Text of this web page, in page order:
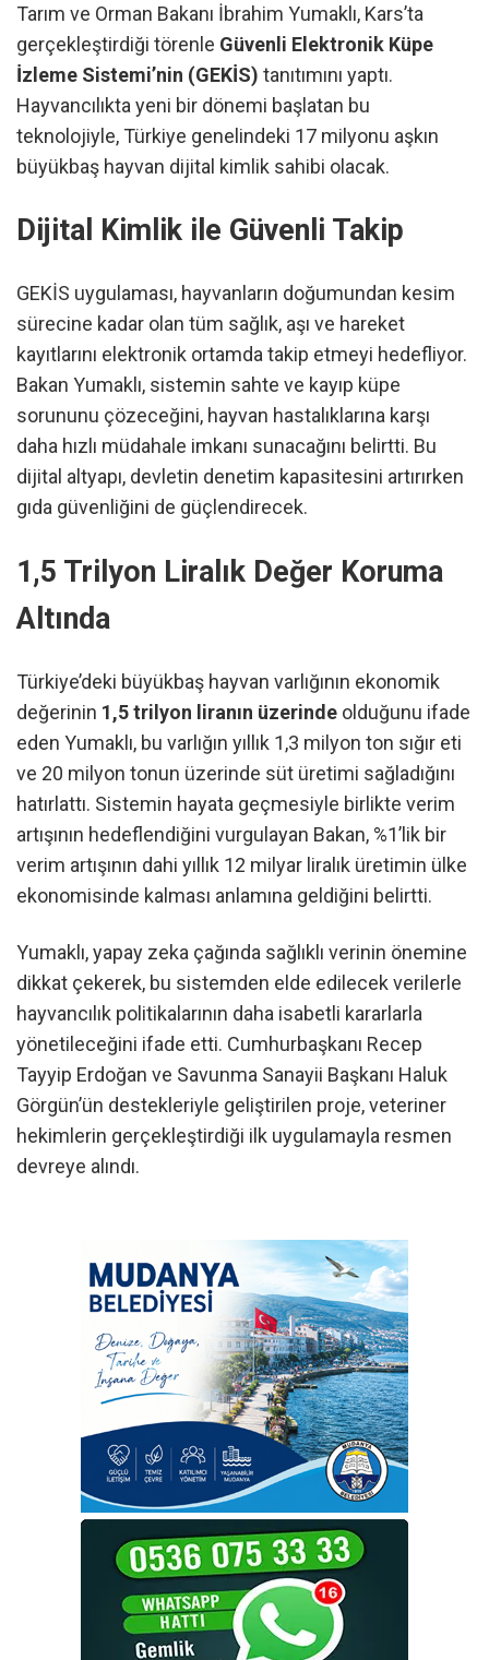
Tarım ve Orman Bakanı İbrahim Yumaklı, Kars’ta
gerçekleştirdiği törenle Güvenli Elektronik Küpe
İzleme Sistemi’nin (GEKİS) tanıtımını yaptı.
Hayvancılıkta yeni bir dönemi başlatan bu
teknolojiyle, Türkiye genelindeki 17 milyonu aşkın
büyükbaş hayvan dijital kimlik sahibi olacak.
Dijital Kimlik ile Güvenli Takip
GEKİS uygulaması, hayvanların doğumundan kesim
sürecine kadar olan tüm sağlık, aşı ve hareket
kayıtlarını elektronik ortamda takip etmeyi hedefliyor.
Bakan Yumaklı, sistemin sahte ve kayıp küpe
sorununu çözeceğini, hayvan hastalıklarına karşı
daha hızlı müdahale imkanı sunacağını belirtti. Bu
dijital altyapı, devletin denetim kapasitesini artırırken
gıda güvenliğini de güçlendirecek.
1,5 Trilyon Liralık Değer Koruma
Altında
Türkiye’deki büyükbaş hayvan varlığının ekonomik
değerinin 1,5 trilyon liranın üzerinde olduğunu ifade
eden Yumaklı, bu varlığın yıllık 1,3 milyon ton sığır eti
ve 20 milyon tonun üzerinde süt üretimi sağladığını
hatırlattı. Sistemin hayata geçmesiyle birlikte verim
artışının hedeflendiğini vurgulayan Bakan, %1’lik bir
verim artışının dahi yıllık 12 milyar liralık üretimin ülke
ekonomisinde kalması anlamına geldiğini belirtti.
Yumaklı, yapay zeka çağında sağlıklı verinin önemine
dikkat çekerek, bu sistemden elde edilecek verilerle
hayvancılık politikalarının daha isabetli kararlarla
yönetileceğini ifade etti. Cumhurbaşkanı Recep
Tayyip Erdoğan ve Savunma Sanayii Başkanı Haluk
Görgün’ün destekleriyle geliştirilen proje, veteriner
hekimlerin gerçekleştirdiği ilk uygulamayla resmen
devreye alındı.